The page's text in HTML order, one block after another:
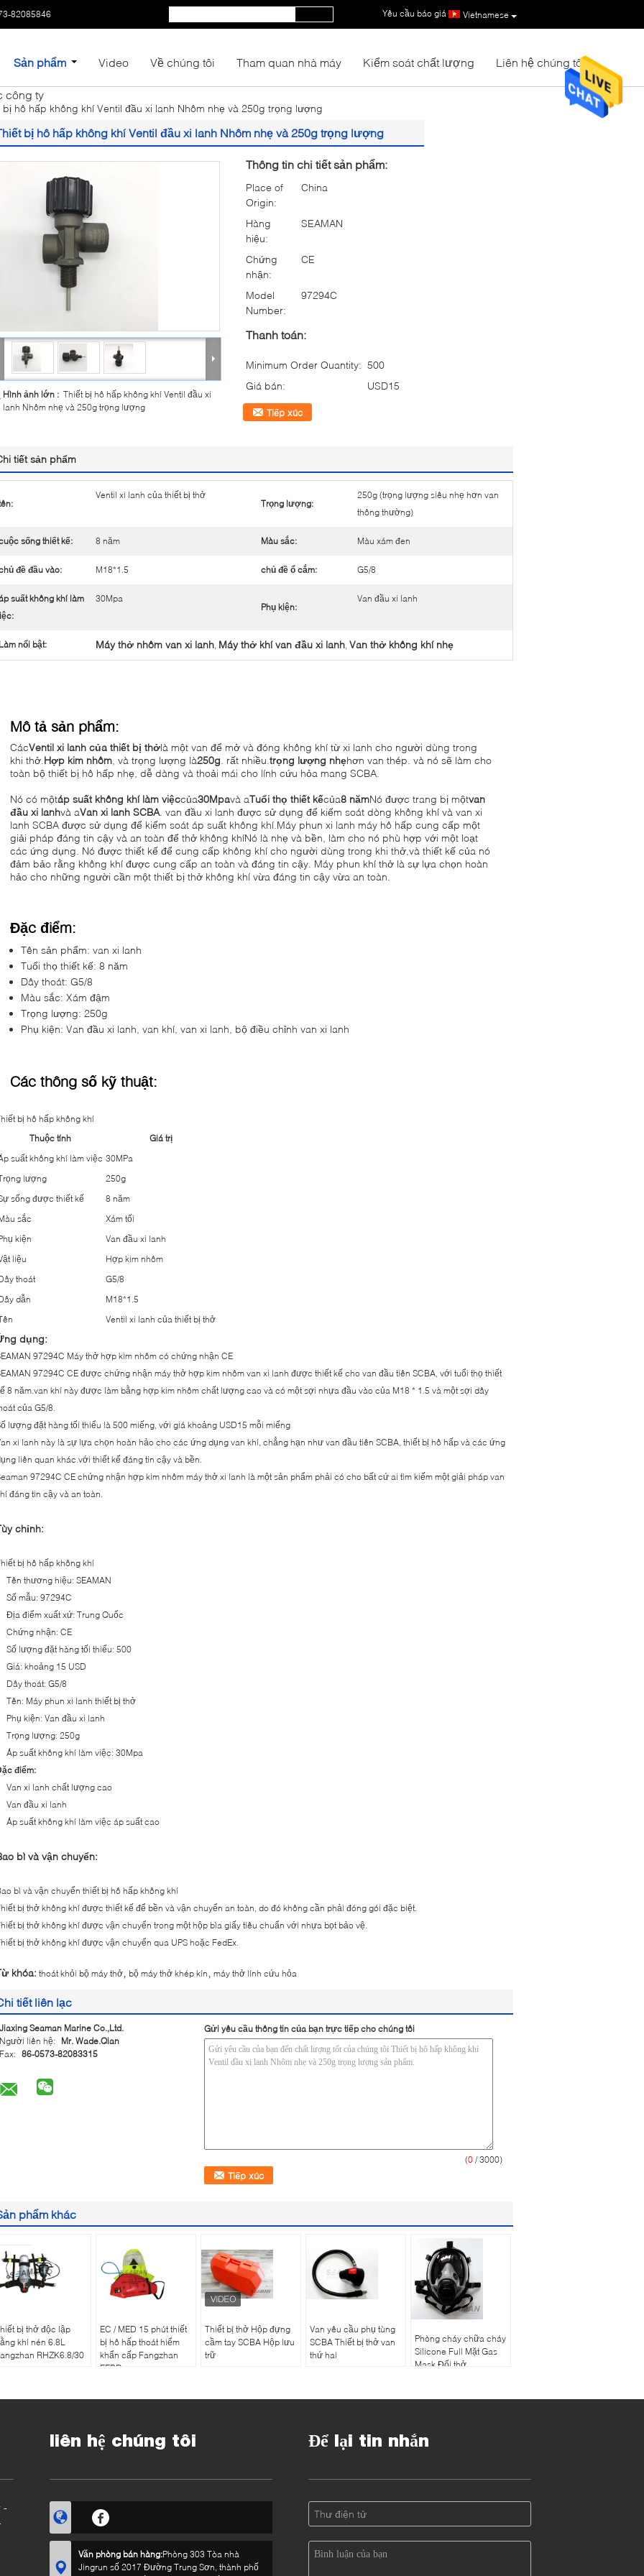
82085846 Vietnamese
Yêu cầu báo giá |
Sản phẩm Video Về chúng tôi Tham quan nhà máy Kiểm soát chất lượng Liên hệ chúng tôi
công ty
bị hô hấp không khí Ventil đầu xi lanh Nhôm nhẹ và 250g trọng lượng
bị hô hấp không khí Ventil đầu xi lanh Nhôm nhẹ và 250g trọng lượng
Hình ảnh lớn : Thiết bị hô hấp không khí Ventil đầu xi
lanh Nhôm nhẹ và 250g trọng lượng
Thông tin chi tiết sản phẩm:
Place of
Origin:
China
Hàng
hiệu:
SEAMAN
Chứng
nhận:
CE
Model
Number:
97294C
Thanh toán:
Minimum Order Quantity: 500
Giá bán:
USD15
Tiếp xúc
tiết sản phẩm
Ventil xi lanh của thiết bị thở
Trọng lượng:
250g (trọng lượng siêu nhẹ hơn van
thông thường)
sống thiết kế: 8 năm Màu sắc: Màu xám đen
đề đầu vào: M18*1.5 chủ đề ổ cắm: G5/8
suất không khí làm
30Mpa
Phụ kiện:
Van đầu xi lanh
nổi bật: Máy thở nhôm van xi lanh, Máy thở khí van đầu xi lanh, Van thở không khí nhẹ
Mô tả sản phẩm:
CácVentil xi lanh của thiết bị thởlà một van để mở và đóng không khí từ xi lanh cho người dùng trong
khi thở. Hợp kim nhôm , và trọng lượng là250g . rất nhiều. trọng lượng nhẹhơn van thép. và nó sẽ làm cho
toàn bộ thiết bị hô hấp nhẹ, dễ dàng và thoải mái cho lính cứu hỏa mang SCBA.
Nó có mộtáp suất không khí làm việccủa30Mpavà aTuổi thọ thiết kếcủa8 nămNó được trang bị mộtvan
đầu xi lanhvà aVan xi lanh SCBA. van đầu xi lanh được sử dụng để kiểm soát dòng không khí và van xi
lanh SCBA được sử dụng để kiểm soát áp suất không khí.Máy phun xi lanh máy hô hấp cung cấp một
giải pháp đáng tin cậy và an toàn để thở không khíNó là nhẹ và bền, làm cho nó phù hợp với một loạt
các ứng dụng. Nó được thiết kế để cung cấp không khí cho người dùng trong khi thở,và thiết kế của nó
đảm bảo rằng không khí được cung cấp an toàn và đáng tin cậy. Máy phun khí thở là sự lựa chọn hoàn
hảo cho những người cần một thiết bị thở không khí vừa đáng tin cậy vừa an toàn.
Đặc điểm:
Tên sản phẩm: van xi lanh
Tuổi thọ thiết kế: 8 năm
Dây thoát: G5/8
Màu sắc: Xám đậm
Trọng lượng: 250g
Phụ kiện: Van đầu xi lanh, van khí, van xi lanh, bộ điều chỉnh van xi lanh
Các thông số kỹ thuật:
bị hô hấp không khí
Thuộc tính
Giá trị
suất không khí làm việc 30MPa
lượng
250g
sống được thiết kế
8 năm
sắc
Xám tối
kiện
Van đầu xi lanh
liệu
Hợp kim nhôm
thoát
G5/8
dẫn
M18*1.5
Ventil xi lanh của thiết bị thở
dụng:
97294C Máy thở hợp kim nhôm có chứng nhận CE
97294C CE được chứng nhận máy thở hợp kim nhôm van xi lanh được thiết kế cho van đầu tiên SCBA, với tuổi thọ thiết
8 năm.van khí này được làm bằng hợp kim nhôm chất lượng cao và có một sợi nhựa đầu vào của M18 * 1.5 và một sợi dây
của G5/8.
lượng đặt hàng tối thiểu là 500 miếng, với giá khoảng USD15 mỗi miếng
xi lanh này là sự lựa chọn hoàn hảo cho các ứng dụng van khí, chẳng hạn như van đầu tiên SCBA, thiết bị hô hấp và các ứng
liên quan khác.với thiết kế đáng tin cậy và bền.
97294C CE chứng nhận hợp kim nhôm máy thở xi lanh là một sản phẩm phải có cho bất cứ ai tìm kiếm một giải pháp van
đáng tin cậy và an toàn.
chỉnh:
bị hô hấp không khí
Tên thương hiệu: SEAMAN
Số mẫu: 97294C
Địa điểm xuất xứ: Trung Quốc
Chứng nhận: CE
Số lượng đặt hàng tối thiểu: 500
Giá: khoảng 15 USD
Dây thoát: G5/8
Tên: Máy phun xi lanh thiết bị thở
Phụ kiện: Van đầu xi lanh
Trọng lượng: 250g
Áp suất không khí làm việc: 30Mpa
điểm:
Van xi lanh chất lượng cao
Van đầu xi lanh
Áp suất không khí làm việc áp suất cao
bì và vận chuyển:
bì và vận chuyển thiết bị hô hấp không khí
bị thở không khí được thiết kế để bền và vận chuyển an toàn, do đó không cần phải đóng gói đặc biệt.
bị thở không khí được vận chuyển trong một hộp bìa giấy tiêu chuẩn với nhựa bọt bảo vệ.
bị thở không khí được vận chuyển qua UPS hoặc FedEx.
khóa: thoát khỏi bộ máy thở bộ máy thở khép kín máy thở lính cứu hỏa
tiết liên lạc
Jiaxing Seaman Marine Co.,Ltd.
Người liên hệ:
Mr. Wade.Qian
Fax: 86-0573-82083315
Gửi yêu cầu thông tin của bạn trực tiếp cho chúng tôi
(0 / 3000)
phẩm khác
bị thở độc lập
khí nén 6.8L
RHZK6.8/30
EC / MED 15 phút thiết
bị hô hấp thoát hiểm
khẩn cấp Fangzhan
EEBD
Thiết bị thở Hộp đựng
cầm tay SCBA Hộp lưu
trữ
Van yêu cầu phụ tùng
SCBA Thiết bị thở van
thứ hai
Phòng cháy chữa cháy
Silicone Full Mặt Gas
Mask Đối thở
-
liên hệ chúng tôi
Văn phòng bán hàng:Phòng 303 Tòa nhà
Jingrun số 2017 Đường Trung Sơn, thành phố
Để lại tin nhắn